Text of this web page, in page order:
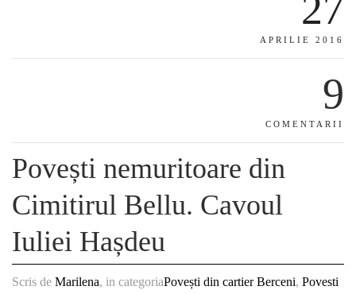
APRILIE 2016
9
COMENTARII
Povești nemuritoare din
Cimitirul Bellu. Cavoul
Iuliei Hașdeu
Scris de Marilena, in categoriaPovești din cartier Berceni, Povesti